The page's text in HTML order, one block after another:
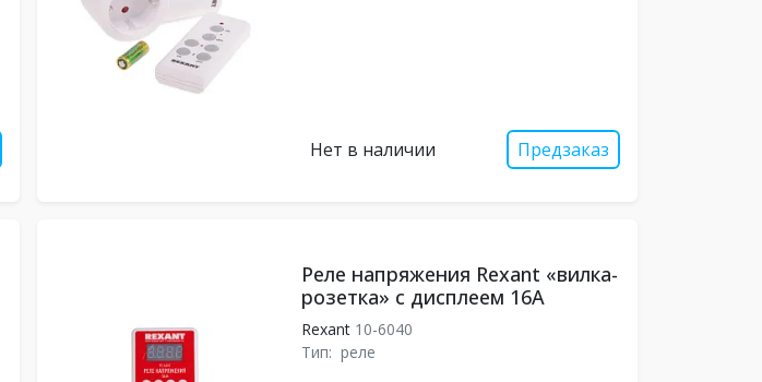
Нет в наличии Предзаказ
Реле напряжения Rexant «вилка-
розетка» c дисплеем 16А
Rexant10-6040
Тип: реле